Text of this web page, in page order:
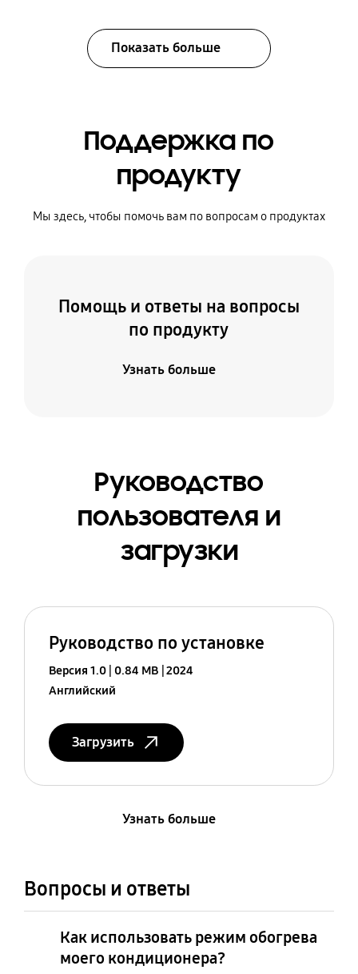
Показать больше
Поддержка по
продукту
Мы здесь, чтобы помочь вам по вопросам о продуктах
Помощь и ответы на вопросы
по продукту
Узнать больше
Руководство
пользователя и
загрузки
Руководство по установке
Версия 1.0 0.84 MB 2024
Английский
Загрузить
Узнать больше
Вопросы и ответы
Как использовать режим обогрева
моего кондиционера?